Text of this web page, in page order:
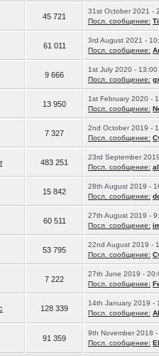
45 721
31st October 2021 -
Посл. сообщение:
61 011
3rd August 2021 -
Посл. сообщение:
9 666
1st July 2020 - 13:00
Посл. сообщение:
13 950
1st February 2020 -
Посл. сообщение:
7 327
2nd October 2019 -
Посл. сообщение:
483 251
23rd September
Посл. сообщение:
15 842
28th August 2019 -
Посл. сообщение:
60 511
27th August 2019 -
Посл. сообщение:
53 795
22nd August 2019 -
Посл. сообщение:
7 222
27th June 2019 -
Посл. сообщение:
128 339
14th January 2019 -
Посл. сообщение:
91 359
9th November 2018 -
Посл. сообщение: